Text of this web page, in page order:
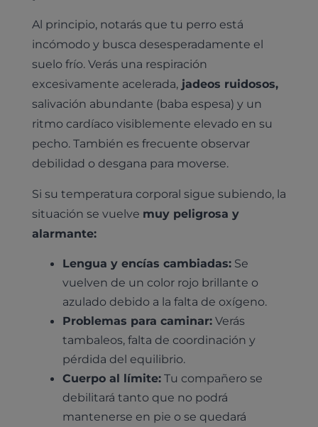
Al principio, notarás que tu perro está
incómodo y busca desesperadamente el
suelo frío. Verás una respiración
excesivamente acelerada,jadeos ruidosos,
salivación abundante (baba espesa) y un
ritmo cardíaco visiblemente elevado en su
pecho. También es frecuente observar
debilidad o desgana para moverse.
Si su temperatura corporal sigue subiendo, la
situación se vuelve muy peligrosa y
alarmante:
Lengua y encías cambiadas: Se
vuelven de un color rojo brillante o
azulado debido a la falta de oxígeno.
Problemas para caminar: Verás
tambaleos, falta de coordinación y
pérdida del equilibrio.
Cuerpo al límite: Tu compañero se
debilitará tanto que no podrá
mantenerse en pie o se quedará